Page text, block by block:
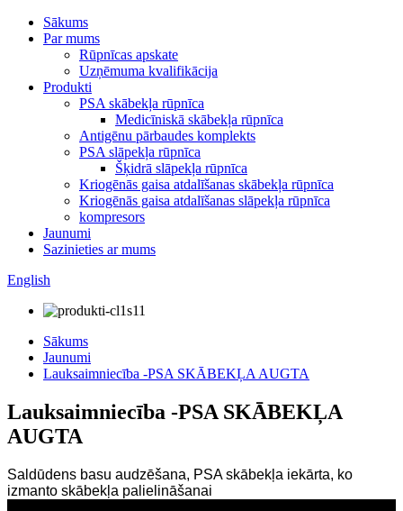
Sākums
Par mums
Rūpnīcas apskate
Uzņēmuma kvalifikācija
Produkti
PSA skābekļa rūpnīca
Medicīniskā skābekļa rūpnīca
Antigēnu pārbaudes komplekts
PSA slāpekļa rūpnīca
Šķidrā slāpekļa rūpnīca
Kriogēnās gaisa atdalīšanas skābekļa rūpnīca
Kriogēnās gaisa atdalīšanas slāpekļa rūpnīca
kompresors
Jaunumi
Sazinieties ar mums
English
Sākums
Jaunumi
Lauksaimniecība -PSA SKĀBEKĻA AUGTA
Lauksaimniecība -PSA SKĀBEKĻA
AUGTA
Saldūdens basu audzēšana, PSA skābekļa iekārta, ko
izmanto skābekļa palielināšanai